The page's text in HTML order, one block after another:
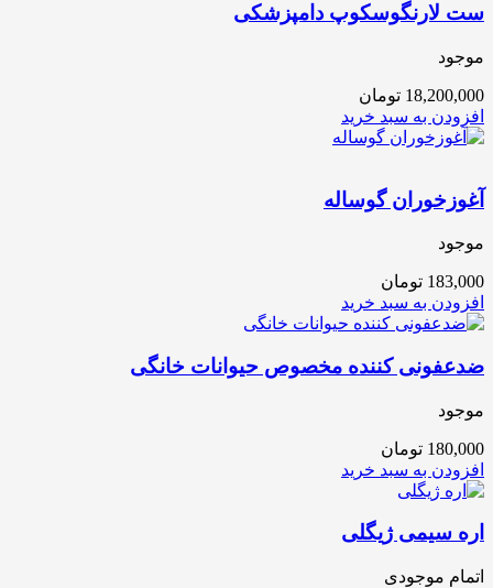
ست لارنگوسکوپ دامپزشکی
موجود
18,200,000 تومان
افزودن به سبد خرید
آغوزخوران گوساله
موجود
183,000 تومان
افزودن به سبد خرید
ضدعفونی کننده مخصوص حیوانات خانگی
موجود
180,000 تومان
افزودن به سبد خرید
اره سیمی ژیگلی
اتمام موجودی